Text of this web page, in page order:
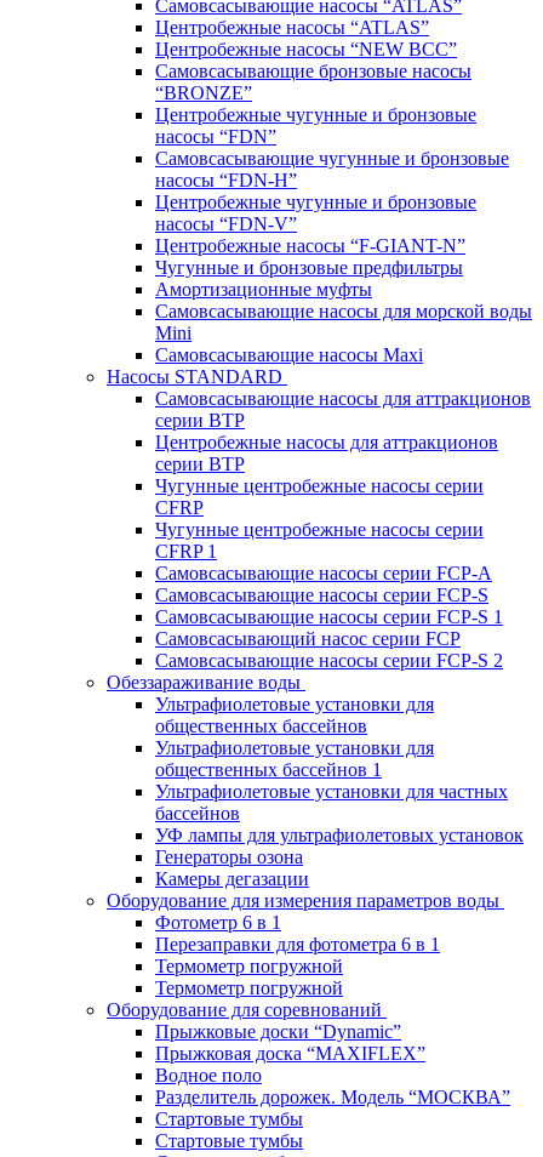
Самовсасывающие насосы “ATLAS”
Центробежные насосы “ATLAS”
Центробежные насосы “NEW BCC”
Самовсасывающие бронзовые насосы
“BRONZE”
Центробежные чугунные и бронзовые
насосы “FDN”
Самовсасывающие чугунные и бронзовые
насосы “FDN-Н”
Центробежные чугунные и бронзовые
насосы “FDN-V”
Центробежные насосы “F-GIANT-N”
Чугунные и бронзовые предфильтры
Амортизационные муфты
Самовсасывающие насосы для морской воды
Mini
Самовсасывающие насосы Maxi
Насосы STANDARD
Самовсасывающие насосы для аттракционов
серии BTP
Центробежные насосы для аттракционов
серии BTP
Чугунные центробежные насосы серии
CFRP
Чугунные центробежные насосы серии
CFRP 1
Самовсасывающие насосы серии FCP-A
Самовсасывающие насосы серии FCP-S
Самовсасывающие насосы серии FCP-S 1
Самовсасывающий насос серии FCP
Самовсасывающие насосы серии FCP-S 2
Обеззараживание воды
Ультрафиолетовые установки для
общественных бассейнов
Ультрафиолетовые установки для
общественных бассейнов 1
Ультрафиолетовые установки для частных
бассейнов
УФ лампы для ультрафиолетовых установок
Генераторы озона
Камеры дегазации
Оборудование для измерения параметров воды
Фотометр 6 в 1
Перезаправки для фотометра 6 в 1
Термометр погружной
Термометр погружной
Оборудование для соревнований
Прыжковые доски “Dynamic”
Прыжковая доска “MAXIFLEX”
Водное поло
Разделитель дорожек. Модель “МОСКВА”
Стартовые тумбы
Стартовые тумбы